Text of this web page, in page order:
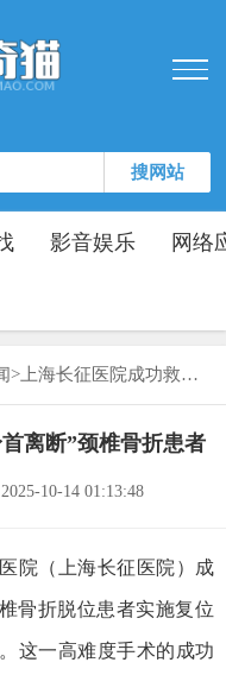
搜网站
影音娱乐 网络
> 上海长征医院成功救治罕见“身首离断”颈椎骨折患者
离断”颈椎骨折患者
10-14 01:13:48
（上海长征医院）成
骨折脱位患者实施复位
这一高难度手术的成功